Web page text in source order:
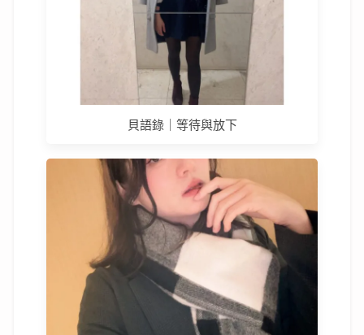
貝語錄｜等待與放下